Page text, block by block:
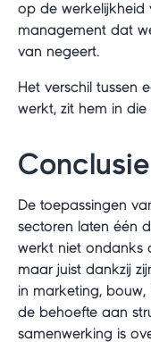
op de werkelijkheid
management dat
van negeert.
Het verschil tussen
werkt, zit hem in
Conclusie
De toepassingen
sectoren laten één
werkt niet ondanks
maar juist dankzij
in marketing, bouw,
de behoefte aan
samenwerking is